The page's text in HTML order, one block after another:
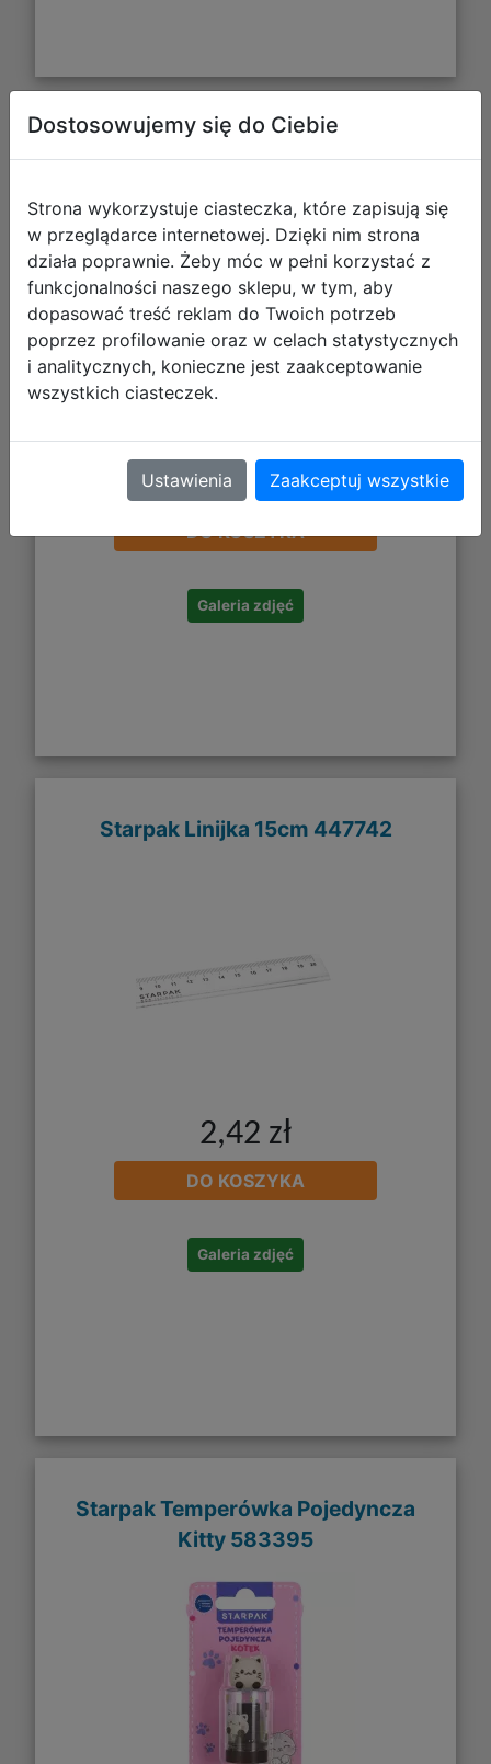
2,21 zł
DO KOSZYKA
Galeria zdjęć
Starpak Linijka 15cm 447742
2,42 zł
DO KOSZYKA
Galeria zdjęć
Starpak Temperówka Pojedyncza
Kitty 583395
Dostosowujemy się do Ciebie
Strona wykorzystuje ciasteczka, które zapisują się
w przeglądarce internetowej. Dzięki nim strona
działa poprawnie. Żeby móc w pełni korzystać z
funkcjonalności naszego sklepu, w tym, aby
dopasować treść reklam do Twoich potrzeb
poprzez profilowanie oraz w celach statystycznych
i analitycznych, konieczne jest zaakceptowanie
wszystkich ciasteczek.
Ustawienia Zaakceptuj wszystkie